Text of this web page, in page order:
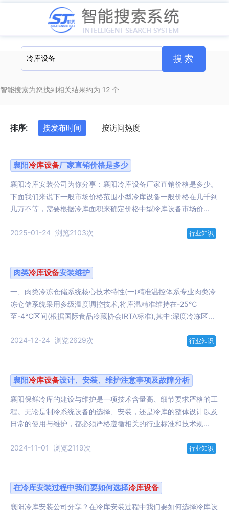
智能搜索为您找到相关结果约为 12 个
排序: 按发布时间 按访问热度
襄阳冷库设备厂家直销价格是多少
襄阳冷库安装公司为你分享：襄阳冷库设备厂家直销价格是多少。
下面我们来说下一般市场价格范围小型冷库设备一般价格在几千到
几万不等，需要根据冷库面积来确定价格中型冷库设备市场价...
2025-01-24 浏览2103次 行业知识
肉类冷库设备安装维护
一、肉类冷冻仓储系统核心技术特性(一)精准温控体系专业肉类冷
冻仓储系统采用多级温度调控技术,将库温精准维持在-25℃
至-4℃区间(根据国际食品冷藏协会IRTA标准),其中:深度冷冻区...
2024-12-24 浏览2629次 行业知识
襄阳冷库设备设计、安装、维护注意事项及故障分析
襄阳保鲜冷库的建设与维护是一项技术含量高、细节要求严格的工
程。无论是制冷系统设备的选择、安装，还是冷库的整体设计以及
日常的使用与维护，都必须严格遵循相关的行业标准和技术规...
2024-11-01 浏览2119次 行业知识
在冷库安装过程中我们要如何选择冷库设备
襄阳冷库安装公司分享？在冷库安装过程中我们要如何选择冷库设